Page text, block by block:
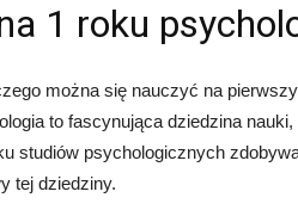
1 roku
można się nauczyć na
to fascynująca dziedzina
studiów psychologicznych
tej dziedziny.